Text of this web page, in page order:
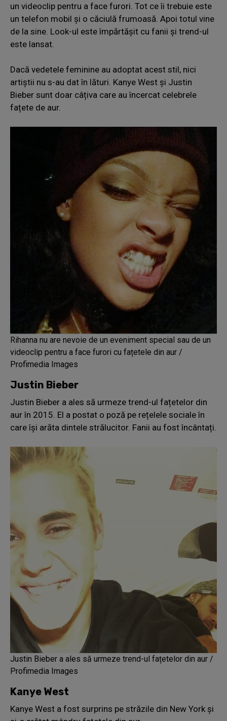
un videoclip pentru a face furori. Tot ce îi trebuie este
un telefon mobil și o căciulă frumoasă. Apoi totul vine
de la sine. Look-ul este împărtășit cu fanii și trend-ul
este lansat.
Dacă vedetele feminine au adoptat acest stil, nici
artiștii nu s-au dat în lături. Kanye West și Justin
Bieber sunt doar câțiva care au încercat celebrele
fațete de aur.
Rihanna nu are nevoie de un eveniment special sau de un
videoclip pentru a face furori cu fațetele din aur /
Profimedia Images
Justin Bieber
Justin Bieber a ales să urmeze trend-ul fațetelor din
aur în 2015. El a postat o poză pe rețelele sociale în
care își arăta dintele strălucitor. Fanii au fost încântați.
Justin Bieber a ales să urmeze trend-ul fațetelor din aur /
Profimedia Images
Kanye West
Kanye West a fost surprins pe străzile din New York și